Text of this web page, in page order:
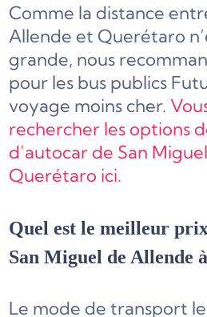
Comme la distance
Allende et Querétaro
grande, nous
pour les bus publics
voyage moins cher.
rechercher les options
d’autocar de San
Querétaro ici.
Quel est le meilleur
San Miguel de Allende
Le mode de transport